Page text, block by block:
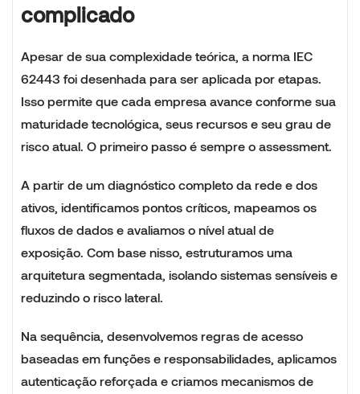
complicado
Apesar de sua complexidade teórica, a norma IEC
62443 foi desenhada para ser aplicada por etapas.
Isso permite que cada empresa avance conforme sua
maturidade tecnológica, seus recursos e seu grau de
risco atual. O primeiro passo é sempre o assessment.
A partir de um diagnóstico completo da rede e dos
ativos, identificamos pontos críticos, mapeamos os
fluxos de dados e avaliamos o nível atual de
exposição. Com base nisso, estruturamos uma
arquitetura segmentada, isolando sistemas sensíveis e
reduzindo o risco lateral.
Na sequência, desenvolvemos regras de acesso
baseadas em funções e responsabilidades, aplicamos
autenticação reforçada e criamos mecanismos de